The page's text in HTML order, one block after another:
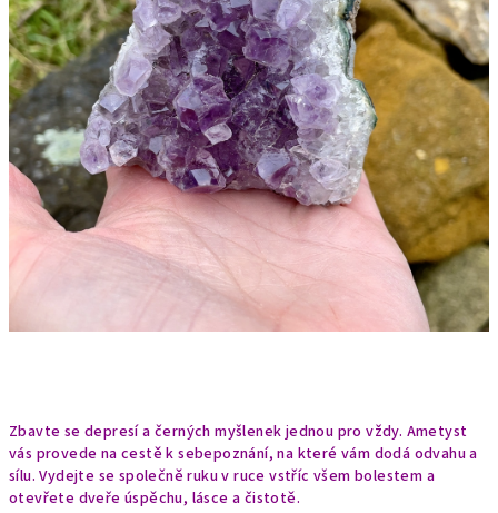
Zbavte se depresí a černých myšlenek jednou pro vždy. Ametyst
vás provede na cestě k sebepoznání, na které vám dodá odvahu a
sílu. Vydejte se společně ruku v ruce vstříc všem bolestem a
otevřete dveře úspěchu, lásce a čistotě.